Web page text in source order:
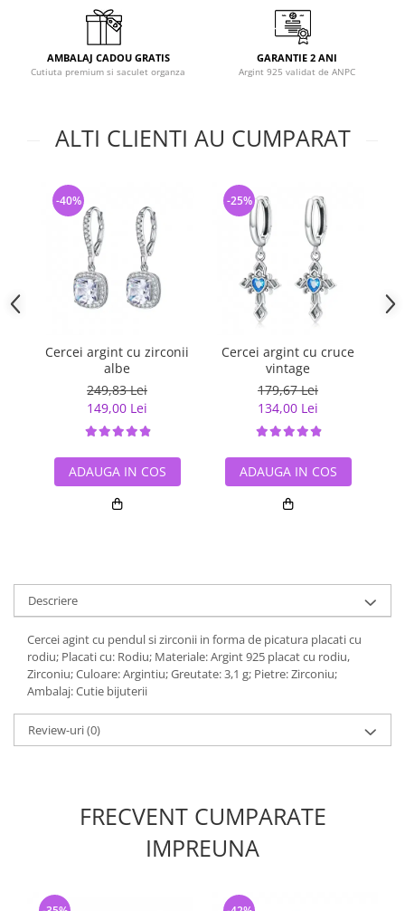
AMBALAJ CADOU GRATIS
Cutiuta premium si saculet organza
GARANTIE 2 ANI
Argint 925 validat de ANPC
ALTI CLIENTI AU CUMPARAT
Cercei argint cu zirconii
albe
249,83 Lei
149,00 Lei
-40%
ADAUGA IN COS
Cercei argint cu cruce
vintage
179,67 Lei
134,00 Lei
-25%
ADAUGA IN COS
Descriere
Cercei agint cu pendul si zirconii in forma de picatura placati cu
rodiu; Placati cu: Rodiu; Materiale: Argint 925 placat cu rodiu,
Zirconiu; Culoare: Argintiu; Greutate: 3,1 g; Pietre: Zirconiu;
Ambalaj: Cutie bijuterii
Review-uri(0)
FRECVENT CUMPARATE
IMPREUNA